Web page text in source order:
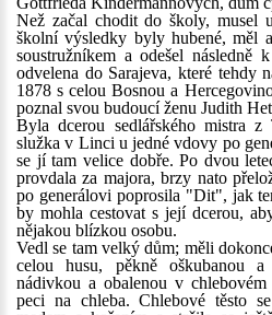
Než začal chodit do školy, musel
školní výsledky byly hubené, měl
soustružníkem a odešel následně
odvelena do Sarajeva, které tehdy
1878 s celou Bosnou a
poznal svou budoucí ženu Judith
Byla dcerou sedlářského mistra z
služka v Linci u jedné vdovy po
se jí tam velice dobře. Po dvou
provdala za majora, brzy nato
po generálovi poprosila "Dit", jak
by mohla cestovat s její dcerou,
nějakou blízkou osobu.
Vedl se tam velký dům; měli
celou husu, pěkně oškubanou
nádivkou a obalenou v
peci na chleba. Chlebové těsto